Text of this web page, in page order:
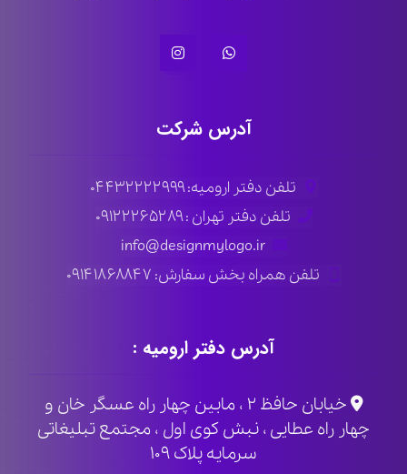
آدرس شرکت
تلفن دفتر ارومیه: ۰۴۴۳۲۲۲۲۹۹۹
تلفن دفتر تهران : ۰۹۱۲۲۲۶۵۲۸۹
info@designmylogo.ir
تلفن همراه بخش سفارش: ۰۹۱۴۱۸۶۸۸۴۷
آدرس دفتر ارومیه :
خیابان حافظ ۲ ، مابین چهار راه عسگر خان و
چهار راه عطایی ، نبش کوی اول ، مجتمع تبلیغاتی
سرمایه پلاک ۱۰۹